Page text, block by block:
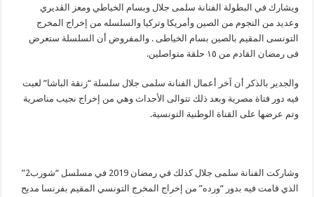
ويشارك في البطولة الفنانة سلمى جلال وبسام الخياطي ومعز الڨديري
وعديد من النجوم من الصين وأمريكا وتركيا والسلسله من إخراج المخرج
التونسى المقيم بالصين بسام الخياطى . والمفروض أن السلسلة ستعرض
فى رمضان القادم من ١٥ حلقة متواصلين.
والجدير بالذكر أن آخر أعمال الفنانة سلمى جلال سلسلة “زنقة الباشا” لعبت
فيه دور فتاة مصرية وبعد ذلك تتوالى الأحداث وهي من إخراج نجيب مناصرية
وتم عرضها على القناة الوطنية التونسية.
وشاركت الفنانة سلمى جلال كذلك في رمضان 2019 في مسلسل “شورب2”
الذي قامت فيه بدور “ورده” من إخراج المخرج التونسي المقيم بفرنسا مديح